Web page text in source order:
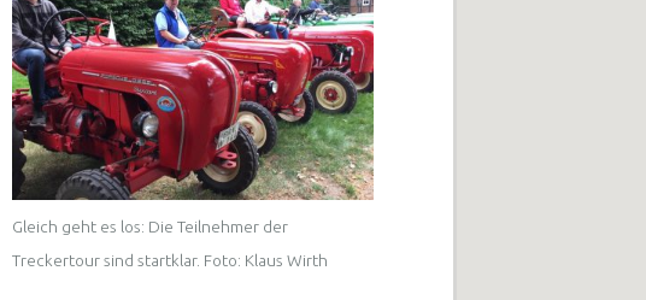
Gleich geht es los: Die Teilnehmer der
Treckertour sind startklar. Foto: Klaus Wirth